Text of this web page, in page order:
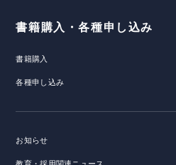
書籍購入・各種申し込み
書籍購入
各種申し込み
お知らせ